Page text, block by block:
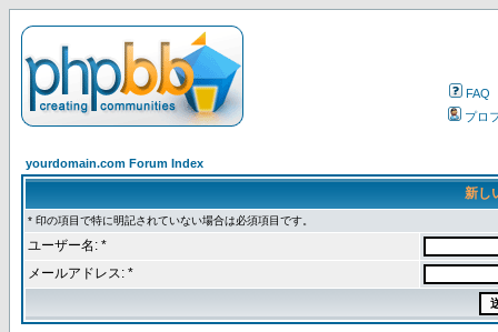
FAQ
プロ
yourdomain.com Forum Index
新し
* 印の項目で特に明記されていない場合は必須項目です。
ユーザー名: *
メールアドレス: *